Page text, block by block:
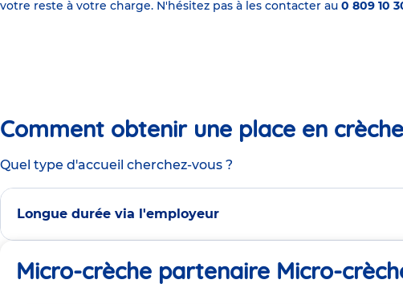
votre reste à votre charge. N'hésitez pas à les contacter au 0 809 10
Comment obtenir une place en
Quel type d'accueil cherchez-vous ?
Longue durée via l'employeur
Micro-crèche partenaire Micro-